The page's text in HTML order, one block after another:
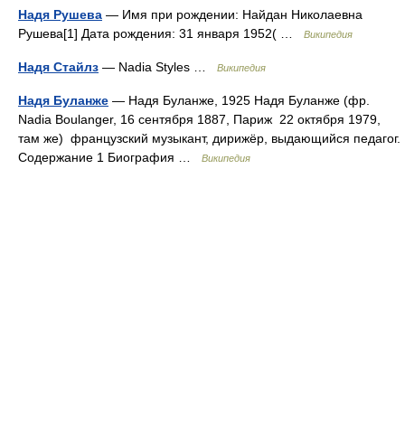
Надя Рушева — Имя при рождении: Найдан Николаевна
Рушева[1] Дата рождения: 31 января 1952( …
Википедия
Надя Стайлз — Nadia Styles … Википедия
Надя Буланже — Надя Буланже, 1925 Надя Буланже (фр.
Nadia Boulanger, 16 сентября 1887, Париж 22 октября 1979,
там же) французский музыкант, дирижёр, выдающийся педагог.
Содержание 1 Биография …
Википедия